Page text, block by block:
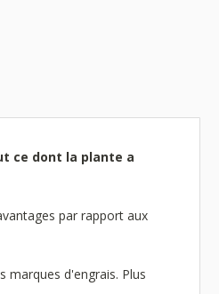
ce dont la plante a
par rapport aux
marques d'engrais. Plus